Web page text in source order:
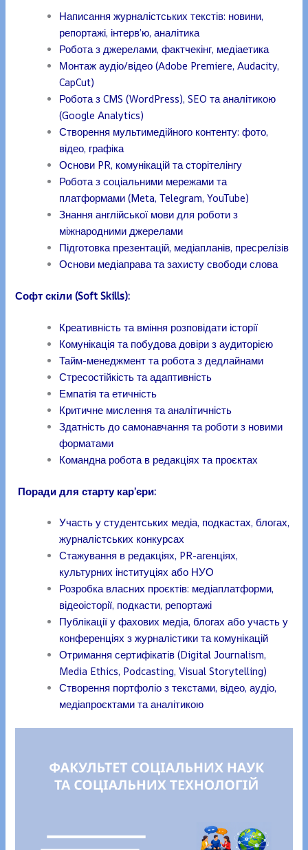
Написання журналістських текстів: новини,
репортажі, інтерв’ю, аналітика
Робота з джерелами, фактчекінг, медіаетика
Монтаж аудіо/відео (Adobe Premiere, Audacity,
CapCut)
Робота з CMS (WordPress), SEO та аналітикою
(Google Analytics)
Створення мультимедійного контенту: фото,
відео, графіка
Основи PR, комунікацій та сторітелінгу
Робота з соціальними мережами та
платформами (Meta, Telegram, YouTube)
Знання англійської мови для роботи з
міжнародними джерелами
Підготовка презентацій, медіапланів, пресрелізів
Основи медіаправа та захисту свободи слова
Софт скіли (Soft Skills):
Креативність та вміння розповідати історії
Комунікація та побудова довіри з аудиторією
Тайм-менеджмент та робота з дедлайнами
Стресостійкість та адаптивність
Емпатія та етичність
Критичне мислення та аналітичність
Здатність до самонавчання та роботи з новими
форматами
Командна робота в редакціях та проєктах
Поради для старту кар’єри:
Участь у студентських медіа, подкастах, блогах,
журналістських конкурсах
Стажування в редакціях, PR-агенціях,
культурних інституціях або НУО
Розробка власних проєктів: медіаплатформи,
відеоісторії, подкасти, репортажі
Публікації у фахових медіа, блогах або участь у
конференціях з журналістики та комунікацій
Отримання сертифікатів (Digital Journalism,
Media Ethics, Podcasting, Visual Storytelling)
Створення портфоліо з текстами, відео, аудіо,
медіапроєктами та аналітикою